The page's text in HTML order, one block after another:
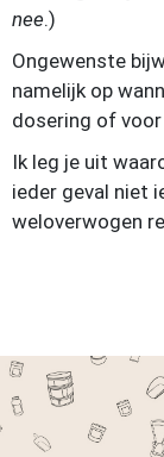
nee.)
Ongewenste
namelijk op
dosering of
Ik leg je uit
ieder geval niet
weloverwogen